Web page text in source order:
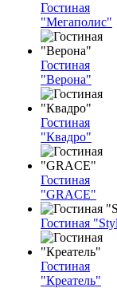
Гостиная
"Мегаполис"
Гостиная
"Верона"
Гостиная
"Квадро"
Гостиная
"GRACE"
Гостиная
Гостиная
"Креатель"